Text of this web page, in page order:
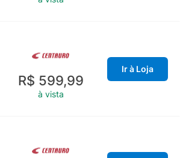
R$ 599,99
à vista
Ir à Loja